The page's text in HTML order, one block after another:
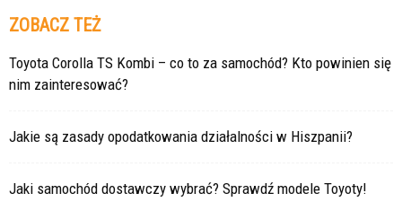
ZOBACZ TEŻ
Toyota Corolla TS Kombi – co to za samochód? Kto powinien się
nim zainteresować?
Jakie są zasady opodatkowania działalności w Hiszpanii?
Jaki samochód dostawczy wybrać? Sprawdź modele Toyoty!